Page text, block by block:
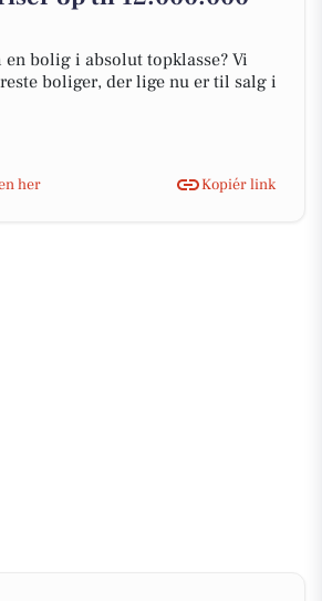
bolig i absolut topklasse? Vi
boliger, der lige nu er til salg i
her
Kopiér link